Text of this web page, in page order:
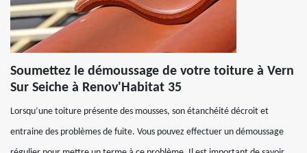
Soumettez le démoussage de votre toiture à Vern
Sur Seiche à Renov'Habitat 35
Lorsqu’une toiture présente des mousses, son étanchéité décroit et
entraine des problèmes de fuite. Vous pouvez effectuer un démoussage